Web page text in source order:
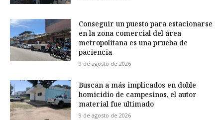
Conseguir un puesto para estacionarse
en la zona comercial del área
metropolitana es una prueba de
paciencia
9 de agosto de 2026
Buscan a más implicados en doble
homicidio de campesinos, el autor
material fue ultimado
9 de agosto de 2026